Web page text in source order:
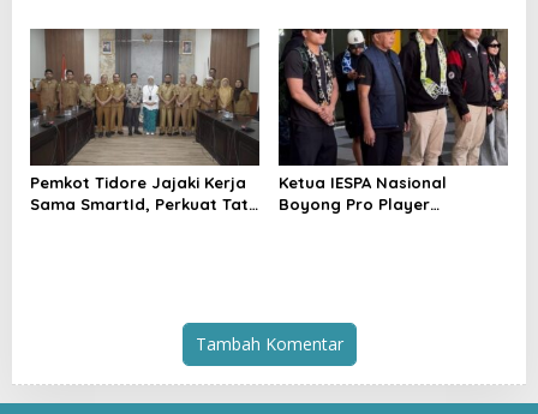
Lingkungan Ramah Anak
Utara
Pemkot Tidore Jajaki Kerja
Sama SmartId, Perkuat Tata
Ketua IESPA Nasional
Boyong Pro Player
Tambah Komentar